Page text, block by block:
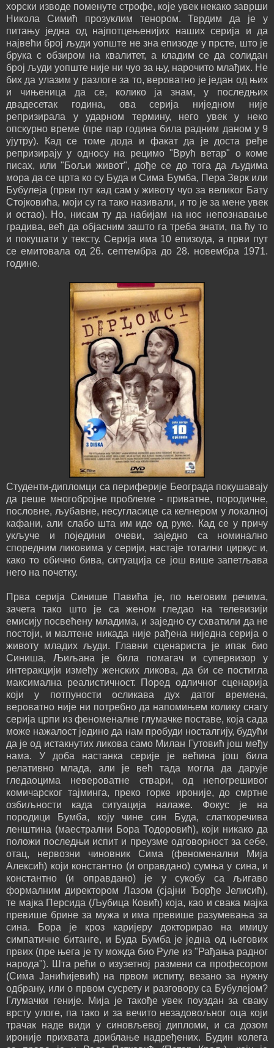
хорски изводе поменуте строфе, које увек некако заврши
Никола Симић прозуклим тенором. Тврдим да је у
питању једна од најпотцењенијих наших серија и да
највећи број људи уопште не зна епизоде у прсте, што је
брука с обзиром на квалитет, а кладим се да солидан
број људи уопште није ни чуо за њу, нарочито млађих. Не
бих да улазим у разлоге за то, вероватно је један од њих
и чињеница да се, колико ја знам, у последњих
двадесетак година, ова серија ниједном није
репризирала у ударном термину, него увек у неко
опскурно време (пре пар година била радним даном у 9
ујутру). Кад се томе дода и факат да је доста ређе
репризирају у односу на рецимо "Врућ ветар" о коме
писах, или "Бољи живот", дође се до тога да људима
мора да се црта ко су Буда и Сима Бумба, Пера Зврк или
Бубулеја (први пут кад сам у животу чуо за великог Бату
Стојковића, моји су га тако називали, и то је за мене увек
и остао). Но, нисам ту да набијам на нос непознавање
градива, већ да објасним зашто га треба знати, па ћу то
и покушати у тексту. Серија има 10 епизода, а први пут
се емитовала од 26. септембра до 28. новембра 1971.
године.
Студенти-дипломци са периферије Београда покушавају
да реше многобројне проблеме - приватне, породичне,
пословне, љубавне, несугласице са келнером у локалној
кафани, али слабо шта им иде од руке. Кад се у причу
укључе и поједини очеви, заједно са номинално
споредним ликовима у серији, настаје тотални циркус и,
како то обично бива, ситуација се још више запетљава
него на почетку.
Прва серија Синише Павића је, по његовим речима,
зачета тако што је са женом гледао на телевизији
емисију посвећену младима, и заједно су схватили да не
постоји, и малтене никада није рађена ниједна серија о
животу младих људи. Главни сценариста је ипак био
Синиша, Љиљана је била помагач и супервизор у
интеракцији између женских ликова, да би се постигла
максимална реалистичност. Поред одличног сценарија
који у потпуности осликава дух датог времена,
вероватно није ни потребно да напомињем колику снагу
серија црпи из феноменалне глумачке поставе, која сада
може нажалост једино да нам пробуди носталгију, будући
да је од истакнутих ликова само Милан Гутовић још међу
нама. У доба настанка серије је већина још била
релативно млада, али је већ тада могла да дарује
гледаоцима невероватне ствари, од непогрешивог
комичарског тајминга, преко горке ироније, до смртне
озбиљности када ситуација налаже. Фокус је на
породици Бумба, коју чине син Буда, слаткоречива
ленштина (маестрални Бора Тодоровић), који никако да
положи последњи испит и преузме одговорност за себе,
отац, нервозни чиновник Сима (феноменални Мија
Алексић) који константно (и оправдано) сумња у сина, и
константно (и оправдано) је у сукобу са љигаво
формалним директором Лазом (сјајни Ђорђе Јелисић),
те мајка Персида (Љубица Ковић) која, као и свака мајка
превише брине за мужа и има превише разумевања за
сина. Бора је кроз каријеру докторирао на имиџу
симпатичне битанге, и Буда Бумба је једна од његових
првих (пре њега је ту можда био Руле из "Рађања радног
народа"). Шта рећи о изузетној размени са професором
(Сима Јанићијевић) на првом испиту, везано за нужну
одбрану, или о првом сусрету и разговору са Бубулејом?
Глумачки геније. Мија је такође увек поуздан за сваку
врсту улоге, па тако и за вечито незадовољног оца који
трачак наде види у синовљевој дипломи, и са дозом
ироније прихвата дриблање надређених. Будин колега